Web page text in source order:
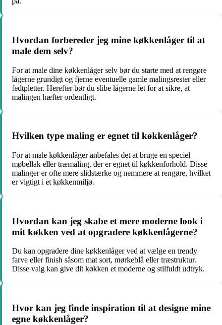
Hvordan forbereder jeg mine køkkenlåger til at
male dem selv?
For at male dine køkkenlåger selv bør du starte med at rengøre
lågerne grundigt og fjerne eventuelle gamle malingsrester eller
fedtpletter. Herefter bør du slibe lågerne let for at sikre, at
malingen hæfter ordentligt.
Hvilken type maling er egnet til køkkenlåger?
For at male køkkenlåger anbefales det at bruge en speciel
møbellak eller træmaling, der er egnet til køkkenforhold. Disse
malinger er ofte mere slidstærke og nemmere at rengøre, hvilket
er vigtigt i et køkkenmiljø.
Hvordan kan jeg skabe et mere moderne look i
mit køkken ved at opgradere køkkenlågerne?
Du kan opgradere dine køkkenlåger ved at vælge en trendy
farve eller finish såsom mat sort, mørkeblå eller træstruktur.
Disse valg kan give dit køkken et moderne og stilfuldt udtryk.
Hvor kan jeg finde inspiration til at designe mine
egne køkkenlåger?